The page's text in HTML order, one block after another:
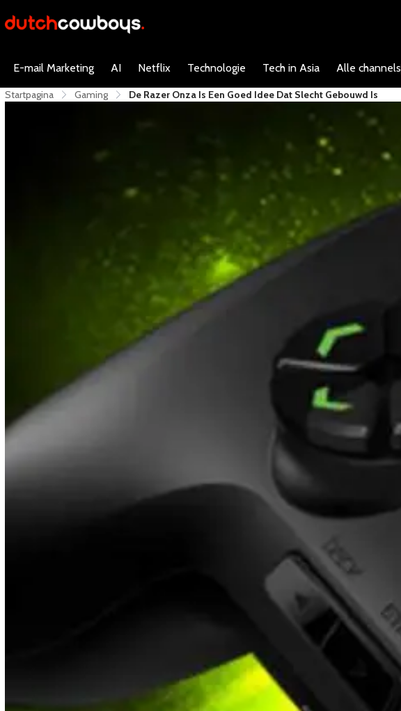
E-mail Marketing AI Netflix Technologie Tech in Asia Alle channels
Startpagina Gaming De Razer Onza Is Een Goed Idee Dat Slecht Gebouwd Is